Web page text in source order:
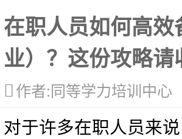
在职人员如何高
业）？这份攻略请
作者:同等学力培训中心
对于许多在职人员来